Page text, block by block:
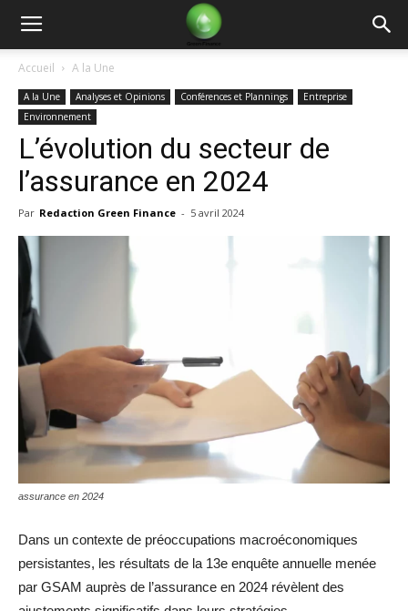
Green
Finance
Accueil A la Une
A la Une Analyses et Opinions Conférences et Plannings
Entreprise
Environnement
L’évolution du secteur de
l’assurance en 2024
Par Redaction Green Finance - 5 avril 2024
assurance en 2024
Dans un contexte de préoccupations macroéconomiques
persistantes, les résultats de la 13e enquête annuelle menée
par GSAM auprès de l’assurance en 2024 révèlent des